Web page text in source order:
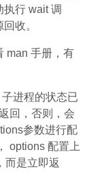
行 wait 调
收。
man 手册，有
进程的状态已
回，否则，会
参数进行配
options 配置上
而是立即返